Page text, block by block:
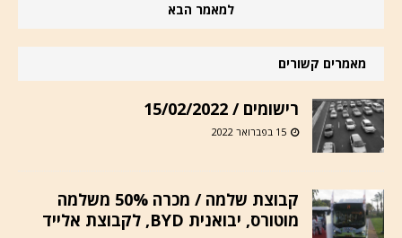
למאמר הבא
מאמרים קשורים
רישומים / 15/02/2022
15 בפברואר 2022
קבוצת שלמה / מכרה 50% משלמה
מוטורס, יבואנית BYD, לקבוצת אלייד